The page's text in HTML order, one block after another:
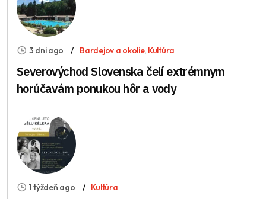
3 dni ago Bardejov a okolie, Kultúra
Severovýchod Slovenska čelí extrémnym
horúčavám ponukou hôr a vody
1 týždeň ago Kultúra